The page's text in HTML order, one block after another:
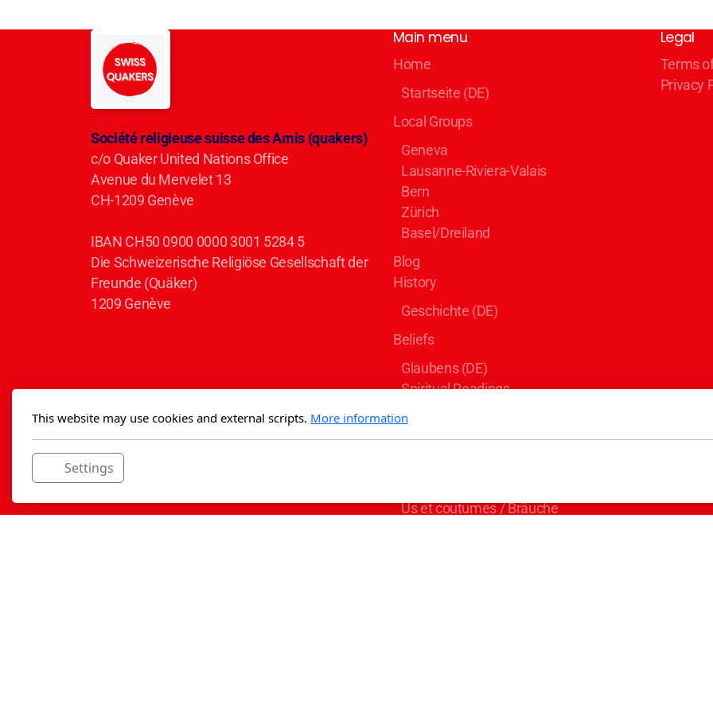
Société religieuse suisse des Amis (quakers)
c/o Quaker United Nations Office
Avenue du Mervelet 13
CH-1209 Genève
IBAN CH50 0900 0000 3001 5284 5
Die Schweizerische Religiöse Gesellschaft der
Freunde (Quäker)
1209 Genève
Main menu
Home
Startseite (DE)
Local Groups
Geneva
Lausanne-Riviera-Valais
Bern
Zürich
Basel/Dreiland
Blog
History
Geschichte (DE)
Beliefs
Glaubens (DE)
Spiritual Readings
FAQ
Us et coutumes / Bräuche
Legal
Terms
Privacy
This website may use cookies and external scripts. More information
Settings